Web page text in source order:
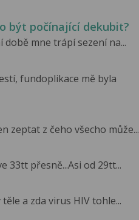
být počínající dekubit?
době mne trápí sezení na...
fundoplikace mě byla
zeptat z čeho všecho může...
33tt přesně...Asi od 29tt...
a zda virus HIV tohle...